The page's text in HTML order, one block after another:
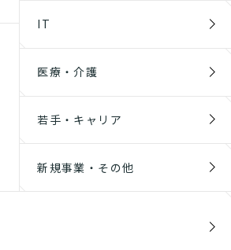
IT
医療・介護
若手・キャリア
新規事業・その他